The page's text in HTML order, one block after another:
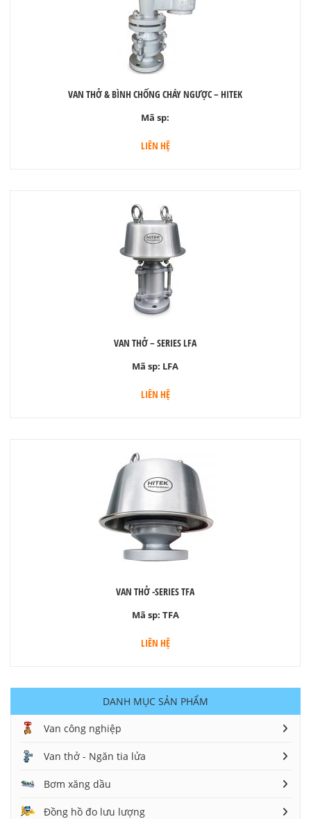
VAN THỞ & BÌNH CHỐNG CHÁY NGƯỢC – HITEK
Mã sp:
LIÊN HỆ
VAN THỞ – SERIES LFA
Mã sp: LFA
LIÊN HỆ
VAN THỞ -SERIES TFA
Mã sp: TFA
LIÊN HỆ
DANH MỤC SẢN PHẨM
Van công nghiệp
Van thở - Ngăn tia lửa
Bơm xăng dầu
Đồng hồ đo lưu lượng